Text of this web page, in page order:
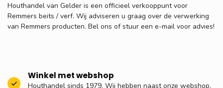
Houthandel van Gelder is een officieel verkooppunt voor
Remmers beits / verf. Wij adviseren u graag over de verwerking
van Remmers producten. Bel ons of stuur een e-mail voor advies!
Winkel met webshop
Houthandel sinds 1979. Wij hebben naast onze webshop,